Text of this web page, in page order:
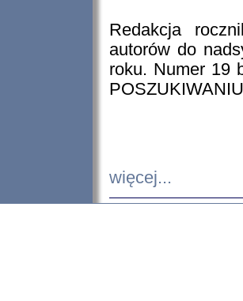
Redakcja
autorów do
roku. Numer 19
więcej...